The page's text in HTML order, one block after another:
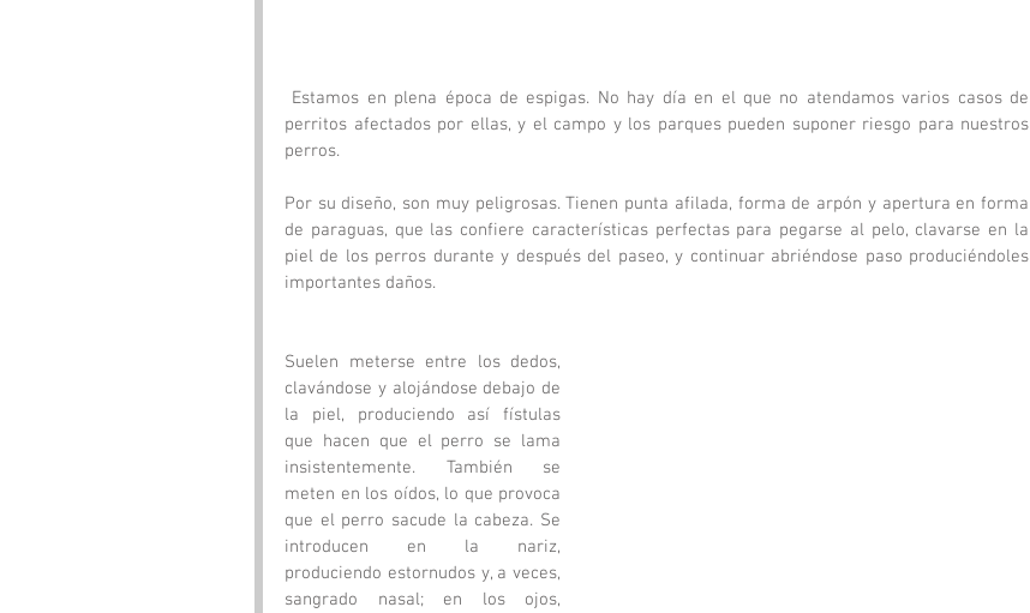
perritos afectados por ellas, y el campo y los parques pueden suponer riesgo para nuestros
perros.
Por su diseño, son muy peligrosas. Tienen punta afilada, forma de arpón y apertura en forma
de paraguas, que las confiere características perfectas para pegarse al pelo, clavarse en la
piel de los perros durante y después del paseo, y continuar abriéndose paso produciéndoles
importantes daños.
Suelen meterse entre los dedos,
clavándose y alojándose debajo de
la piel, produciendo así fístulas
que hacen que el perro se lama
insistentemente. También se
meten en los oídos, lo que provoca
que el perro sacude la cabeza. Se
introducen en la nariz,
produciendo estornudos y, a veces,
sangrado nasal; en los ojos,